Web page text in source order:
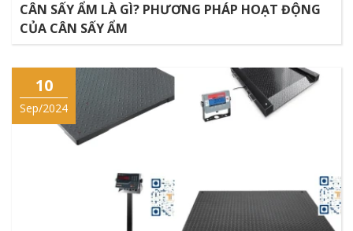
CÂN SẤY ẨM LÀ GÌ? PHƯƠNG PHÁP HOẠT ĐỘNG
CỦA CÂN SẤY ẨM
10
Sep/2024